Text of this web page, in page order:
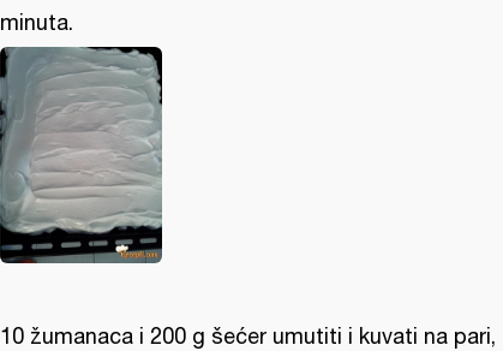
minuta.
10 žumanaca i 200 g šećer umutiti i kuvati na pari,